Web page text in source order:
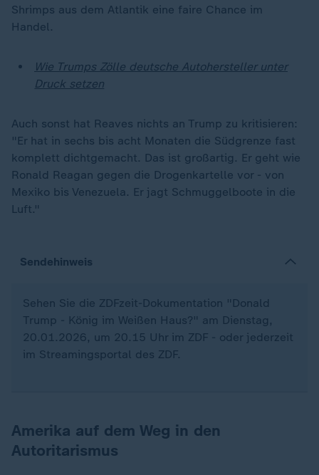
Shrimps aus dem Atlantik eine faire Chance im
Handel.
Wie Trumps Zölle deutsche Autohersteller unter
Druck setzen
Auch sonst hat Reaves nichts an Trump zu kritisieren:
"Er hat in sechs bis acht Monaten die Südgrenze fast
komplett dichtgemacht. Das ist großartig. Er geht wie
Ronald Reagan gegen die Drogenkartelle vor - von
Mexiko bis Venezuela. Er jagt Schmuggelboote in die
Luft."
Sendehinweis
Sehen Sie die ZDFzeit-Dokumentation "Donald
Trump - König im Weißen Haus?" am Dienstag,
20.01.2026, um 20.15 Uhr im ZDF - oder jederzeit
im Streamingsportal des ZDF.
Amerika auf dem Weg in den
Autoritarismus